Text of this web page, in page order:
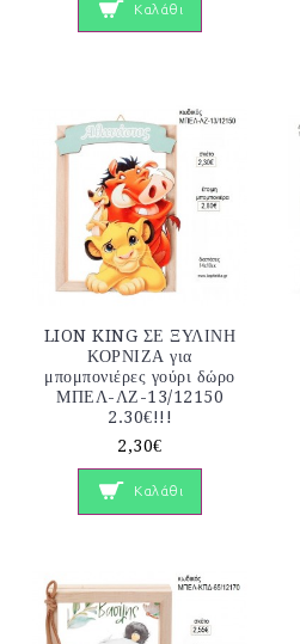
Καλάθι
LION KING ΣΕ ΞΥΛΙΝΗ
ΚΟΡΝΙΖΑ για
μπομπονιέρες γούρι δώρο
ΜΠΕΛ-ΛΖ-13/12150
2.30€!!!
2,30€
Καλάθι